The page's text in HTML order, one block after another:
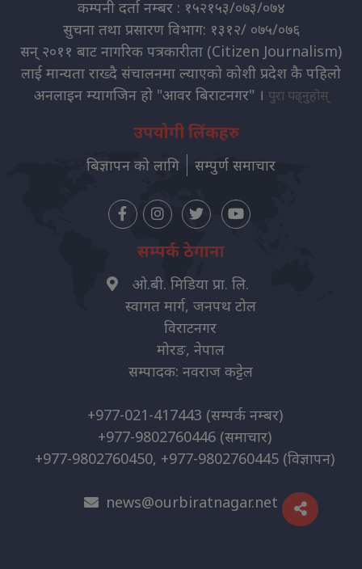
कम्पनी दर्ता नम्बर : १५२१५३/०७३/०७४
सुचना तथा प्रसारण विभाग: १३१२/ ०७५/०७६
सन् २०११ बाट नागरिक पत्रकारीता (Citizen Journalism)
लाई मान्यता राख्दै संचालनमा ल्याएको कोशी प्रदेश कै पहिलो
अनलाइन म्यागजिन हो "आवर बिराटनगर" । पुरा पढ्नुहोस्
उपयोगी लिंकहरु
बिज्ञापन को लागि सम्पुर्ण समाचार
सम्पर्क ठेगाना
ओ.बी. मिडिया प्रा. लि.
स्वागत मार्ग, जनपथ टोल
विराटनगर
मोरङ, नेपाल
सम्पादक: नवराज कट्टेल
+977-021-417443 (सम्पर्क नम्बर)
+977-9802760446 (समाचार)
+977-9802760450, +977-9802760445 (विज्ञापन)
news@ourbiratnagar.net